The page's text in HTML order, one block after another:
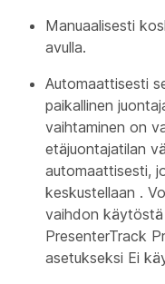
Manuaalisesti
avulla.
Automaattisesti
paikallinen
vaihtaminen on
etäjuontajatilan
automaattisesti,
keskustellaan .
vaihdon käytöstä
PresenterTrack
asetukseksi Ei